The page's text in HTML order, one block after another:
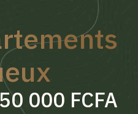
000 FCFA